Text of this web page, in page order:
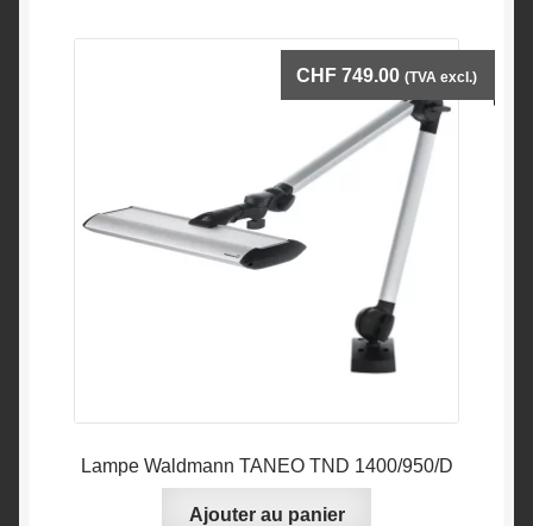
Lampe Waldmann TANEO TND 1400/950/D
CHF 749.00 (TVA excl.)
Ajouter au panier